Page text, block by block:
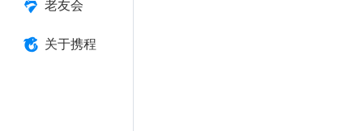
老友会
关于携程